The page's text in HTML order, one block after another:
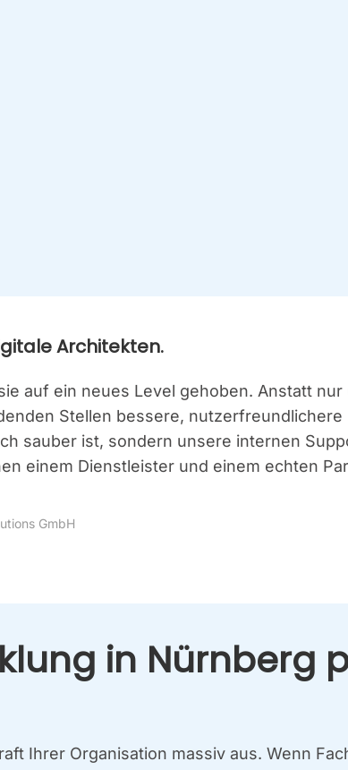
Archi­tek­ten.
auf ein neu­es Level geho­ben. Anstatt
Stel­len bes­se­re,
sau­ber ist, son­dern unse­re inter­nen
einem Dienst­leis­ter und einem ech­ten
GmbH
in Nürn­berg
Ihrer Orga­ni­sa­ti­on mas­siv aus. Wenn